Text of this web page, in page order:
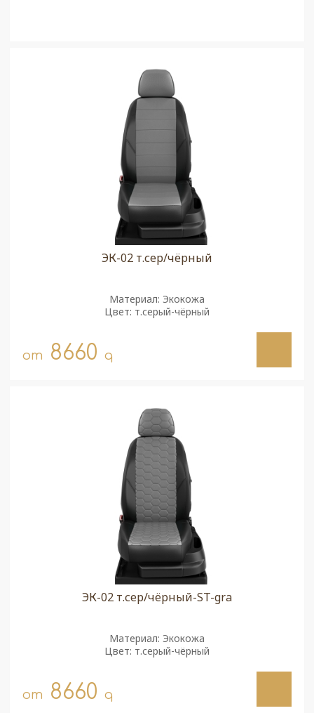
ЭК-02 т.сер/чёрный
Материал: Экокожа
Цвет: т.серый-чёрный
от 8660 q
ЭК-02 т.сер/чёрный-ST-gra
Материал: Экокожа
Цвет: т.серый-чёрный
от 8660 q